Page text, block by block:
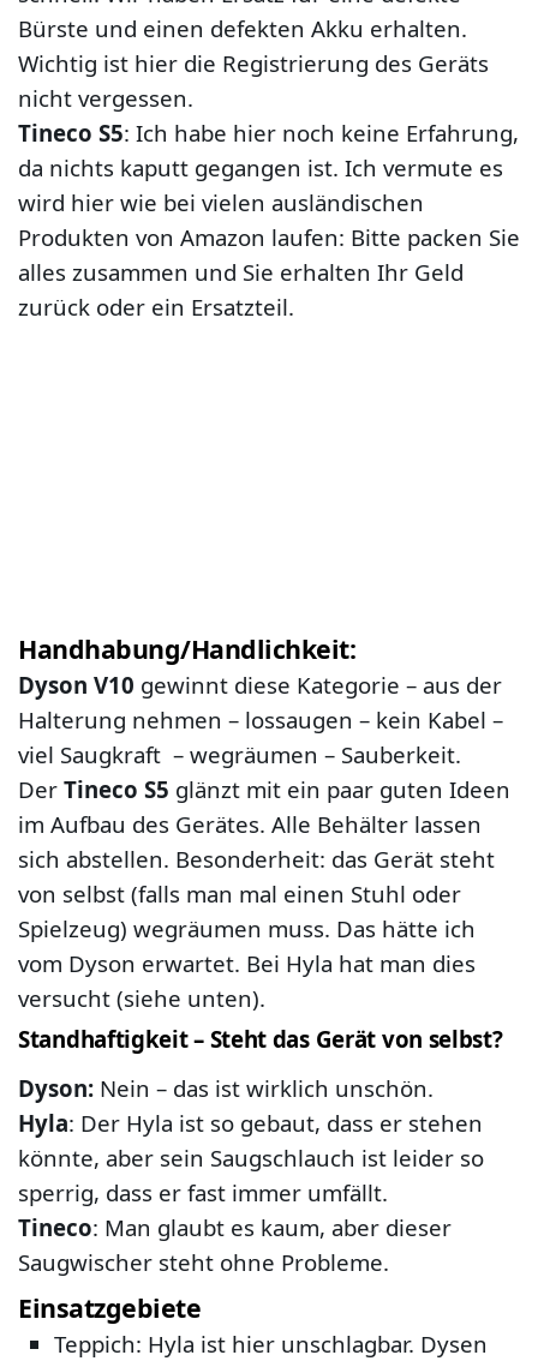
Bürste und einen defekten Akku erhalten.
Wichtig ist hier die Registrierung des Geräts
nicht vergessen.
Tineco S5: Ich habe hier noch keine Erfahrung,
da nichts kaputt gegangen ist. Ich vermute es
wird hier wie bei vielen ausländischen
Produkten von Amazon laufen: Bitte packen Sie
alles zusammen und Sie erhalten Ihr Geld
zurück oder ein Ersatzteil.
Handhabung/Handlichkeit:
Dyson V10 gewinnt diese Kategorie – aus der
Halterung nehmen – lossaugen – kein Kabel –
viel Saugkraft – wegräumen – Sauberkeit.
Der Tineco S5 glänzt mit ein paar guten Ideen
im Aufbau des Gerätes. Alle Behälter lassen
sich abstellen. Besonderheit: das Gerät steht
von selbst (falls man mal einen Stuhl oder
Spielzeug) wegräumen muss. Das hätte ich
vom Dyson erwartet. Bei Hyla hat man dies
versucht (siehe unten).
Standhaftigkeit – Steht das Gerät von selbst?
Dyson: Nein – das ist wirklich unschön.
Hyla: Der Hyla ist so gebaut, dass er stehen
könnte, aber sein Saugschlauch ist leider so
sperrig, dass er fast immer umfällt.
Tineco: Man glaubt es kaum, aber dieser
Saugwischer steht ohne Probleme.
Einsatzgebiete
Teppich: Hyla ist hier unschlagbar. Dysen